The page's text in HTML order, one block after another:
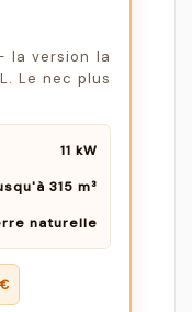
la version la
Le nec plus
11 kW
315 m³
naturelle